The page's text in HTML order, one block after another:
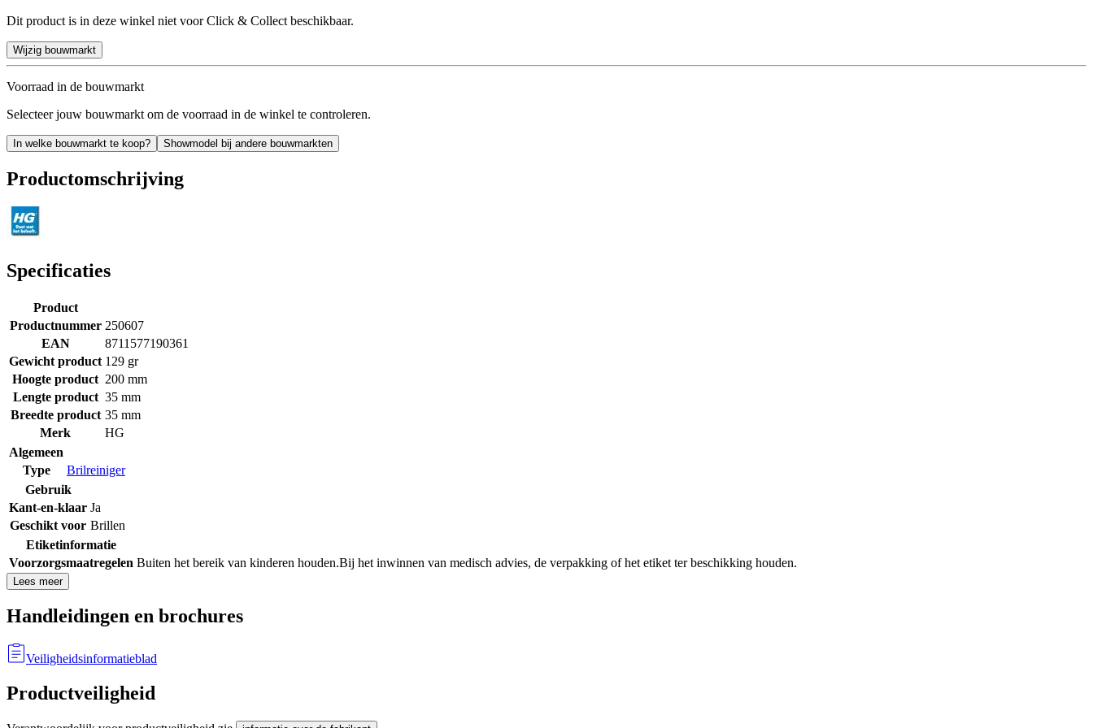
Dit product is in deze winkel niet voor Click & Collect beschikbaar.
Wijzig bouwmarkt
Voorraad in de bouwmarkt
Selecteer jouw bouwmarkt om de voorraad in de winkel te controleren.
In welke bouwmarkt te koop? Showmodel bij andere bouwmarkten
Productomschrijving
Specificaties
Product
Productnummer 250607
EAN
8711577190361
Gewicht product 129 gr
Hoogte product 200 mm
Lengte product 35 mm
Breedte product 35 mm
Merk
HG
Algemeen
Type
Brilreiniger
Gebruik
Kant-en-klaar Ja
Geschikt voor Brillen
Etiketinformatie
Voorzorgsmaatregelen Buiten het bereik van kinderen houden.Bij het inwinnen van medisch advies, de verpakking of het etiket ter beschikking houden.
Lees meer
Handleidingen en brochures
Veiligheidsinformatieblad
Productveiligheid